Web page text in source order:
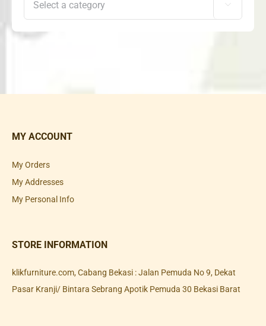

MY ACCOUNT
My Orders
My Addresses
My Personal Info
STORE INFORMATION
klikfurniture.com, Cabang Bekasi : Jalan Pemuda No 9, Dekat
Pasar Kranji/ Bintara Sebrang Apotik Pemuda 30 Bekasi Barat